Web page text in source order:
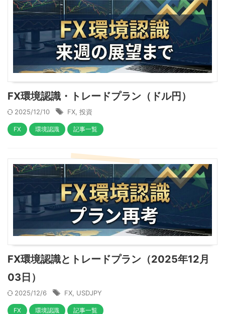
FX環境認識・トレードプラン（ドル円）
2025/12/10 FX 投資
FX 環境認識 記事一覧
FX環境認識とトレードプラン（2025年12月
03日）
2025/12/6 FX USDJPY
FX 環境認識 記事一覧